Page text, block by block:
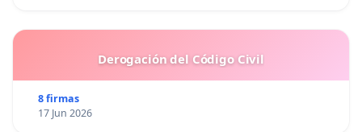
Derogación del Código Civil
8 firmas
17 Jun 2026